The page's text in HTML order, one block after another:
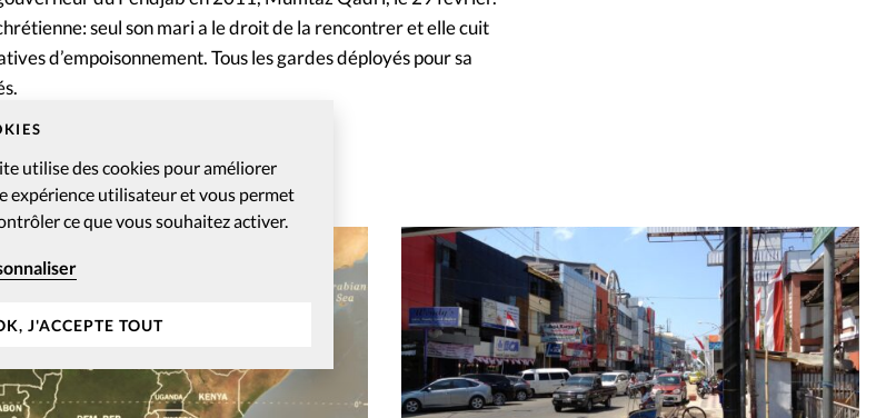
utilise des cookies pour améliorer
expérience utilisateur et vous permet
ce que vous souhaitez activer.
J'ACCEPTE TOUT
seul son mari a le droit de la rencontrer et elle cuit
d’empoisonnement. Tous les gardes déployés pour sa